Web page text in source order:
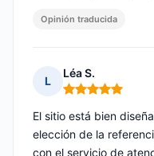
Opinión traducida
L
Léa S.
Nota: 5 de 5
El sitio está bien
elección de la
con el servicio de